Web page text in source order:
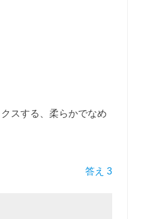
スする、柔らかでなめ
答え 3